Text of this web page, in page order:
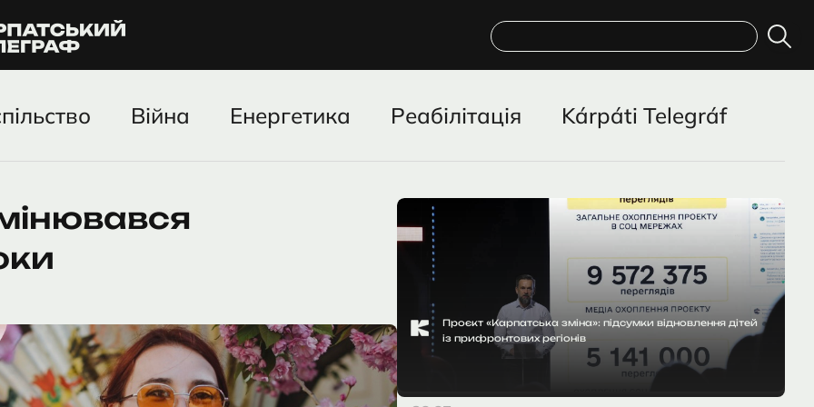
Пошук
Війна Енергетика Реабілітація Kárpáti Telegráf
Проєкт «Карпатська зміна»: підсумки відновлення дітей
із прифронтових регіонів